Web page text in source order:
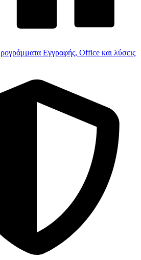
Εγγραφής, Office και λύσεις